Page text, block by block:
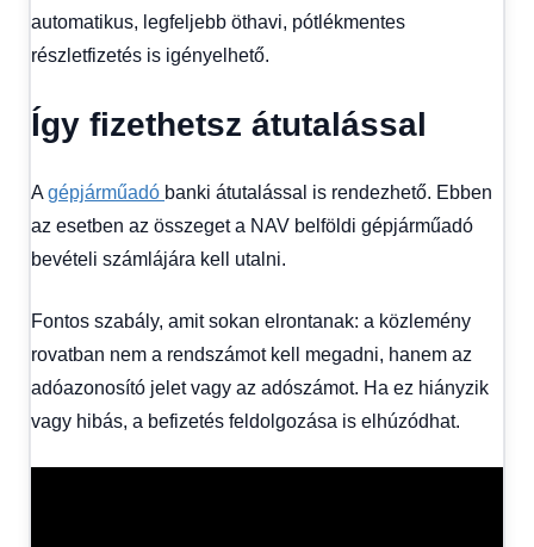
automatikus, legfeljebb öthavi, pótlékmentes
részletfizetés is igényelhető.
Így fizethetsz átutalással
Agépjárműadó banki átutalással is rendezhető. Ebben
az esetben az összeget a NAV belföldi gépjárműadó
bevételi számlájára kell utalni.
Fontos szabály, amit sokan elrontanak: a közlemény
rovatban nem a rendszámot kell megadni, hanem az
adóazonosító jelet vagy az adószámot. Ha ez hiányzik
vagy hibás, a befizetés feldolgozása is elhúzódhat.